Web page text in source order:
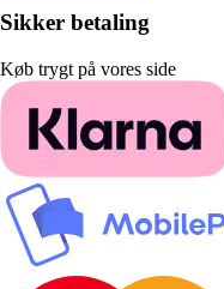
Sikker betaling
Køb trygt på vores side